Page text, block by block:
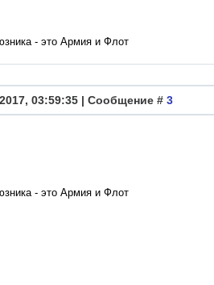
- это Армия и Флот
03:59:35 | Сообщение # 3
- это Армия и Флот